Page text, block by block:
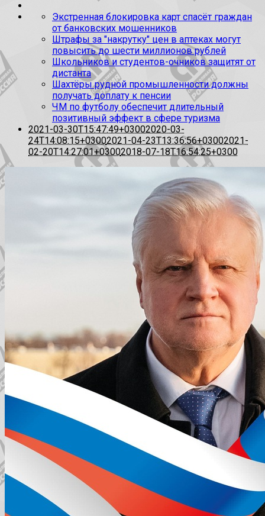
Экстренная блокировка карт спасёт граждан
от банковских мошенников
Штрафы за "накрутку" цен в аптеках могут
повысить до шести миллионов рублей
Школьников и студентов-очников защитят от
дистанта
Шахтёры рудной промышленности должны
получать доплату к пенсии
ЧМ по футболу обеспечит длительный
позитивный эффект в сфере туризма
2021-03-30T15:47:49+03002020-03-
24T14:08:15+03002021-04-23T13:36:56+03002021-
02-20T14:27:01+03002018-07-18T16:54:25+0300